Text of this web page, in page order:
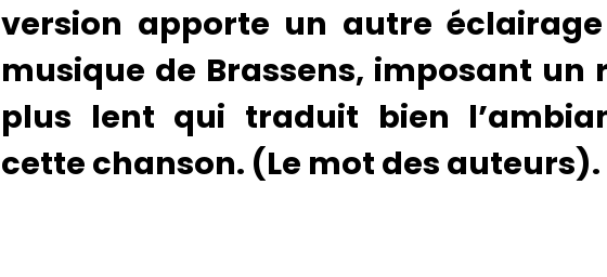
version apporte un autre
musique de Brassens, imposant un
plus lent qui traduit bien
cette chanson. (Le mot des auteurs).